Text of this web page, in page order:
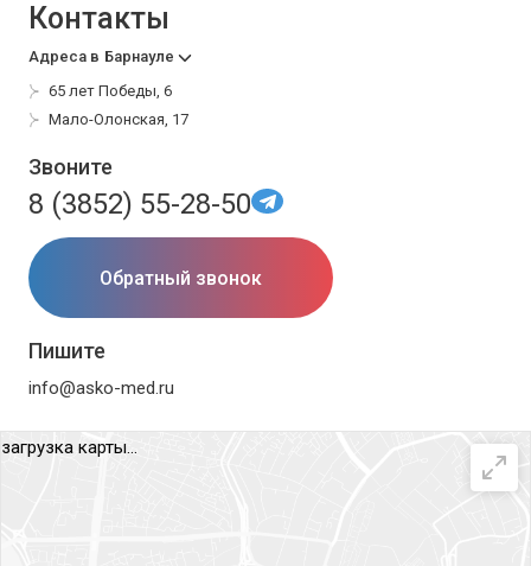
Контакты
Адреса в Барнауле
65 лет Победы, 6
Мало-Олонская, 17
Звоните
8 (3852) 55-28-50
Обратный звонок
Пишите
info@asko-med.ru
загрузка карты...